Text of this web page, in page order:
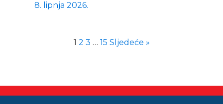
8. lipnja 2026.
1 2 3 … 15 Sljedeće »